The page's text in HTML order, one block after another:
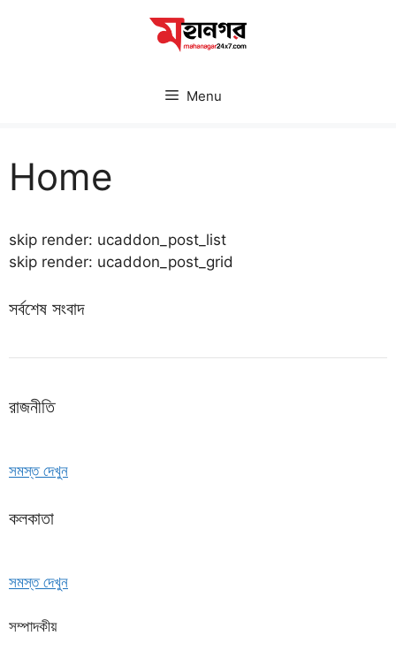
Menu
Home
skip render: ucaddon_post_list
skip render: ucaddon_post_grid
সর্বশেষ সংবাদ
রাজনীতি
সমস্ত দেখুন
কলকাতা
সমস্ত দেখুন
সম্পাদকীয়